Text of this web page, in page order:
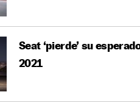
Seat ‘pierde’ su
2021